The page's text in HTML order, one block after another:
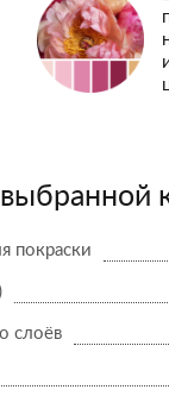
покраски
слоёв